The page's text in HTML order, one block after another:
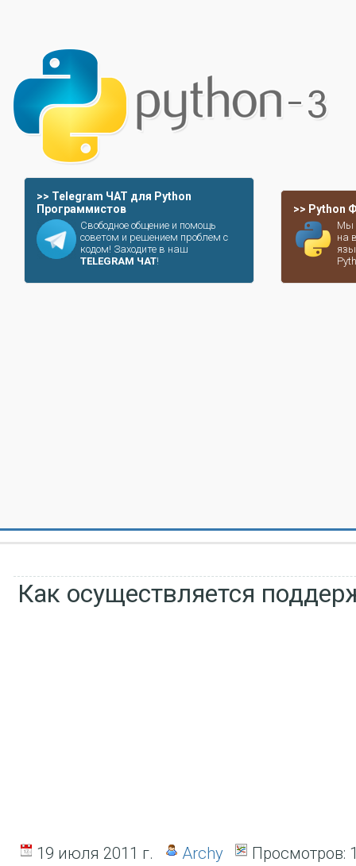
>> Telegram ЧАТ для Python
Программистов
Свободное общение и помощь
советом и решением проблем с
кодом! Заходите в наш
TELEGRAM ЧАТ!
>> Python
Мы
на
Как осуществляется
19 июля 2011 г. Archy Просмотров: